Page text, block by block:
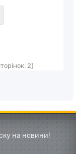
2)
на новини!